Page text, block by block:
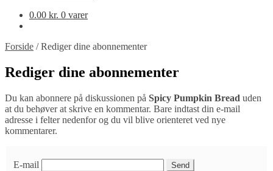
0.00 kr. 0 varer
Forside /Rediger dine abonnementer
Rediger dine abonnementer
Du kan abonnere på diskussionen på Spicy Pumpkin Bread uden
at du behøver at skrive en kommentar. Bare indtast din e-mail
adresse i felter nedenfor og du vil blive orienteret ved nye
kommentarer.
E-mail